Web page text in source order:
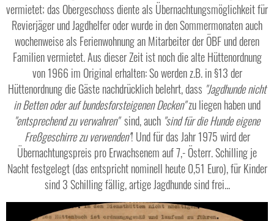
vermietet; das Obergeschoss diente als Übernachtungsmöglichkeit für
Revierjäger und Jagdhelfer oder wurde in den Sommermonaten auch
wochenweise als Ferienwohnung an Mitarbeiter der ÖBF und deren
Familien vermietet. Aus dieser Zeit ist noch die alte Hüttenordnung
von 1966 im Original erhalten: So werden z.B. in §13 der
Hüttenordnung die Gäste nachdrücklich belehrt, dass "Jagdhunde nicht
in Betten oder auf bundesforsteigenen Decken"zu liegen haben und
"entsprechend zu verwahren"sind, auch "sind für die Hunde eigene
Freßgeschirre zu verwenden"! Und für das Jahr 1975 wird der
Übernachtungspreis pro Erwachsenem auf 7,- Österr. Schilling je
Nacht festgelegt (das entspricht nominell heute 0,51 Euro), für Kinder
sind 3 Schilling fällig, artige Jagdhunde sind frei...